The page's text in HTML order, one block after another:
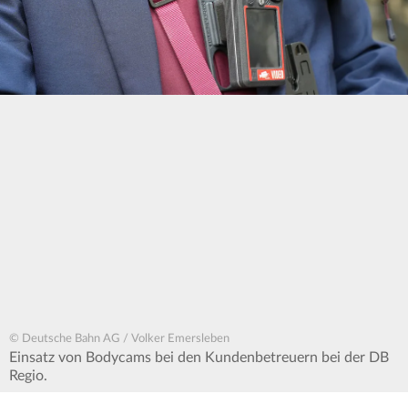
© Deutsche Bahn AG / Volker Emersleben
Einsatz von Bodycams bei den Kundenbetreuern bei der DB
Regio.